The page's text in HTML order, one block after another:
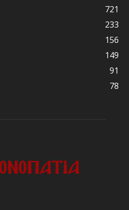
721
233
156
149
91
78